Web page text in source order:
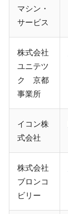
マシン・
サービス
株式会社
ユニテツ
ク 京都
事業所
イコン株
式会社
株式会社
ブロンコ
ビリー